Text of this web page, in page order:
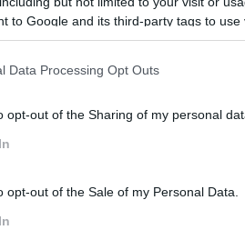
to Google and its third-party tags to
consent section.
Data Processing Opt Outs
opt-out of the Sharing of my personal
opt-out of the Sale of my Personal Data.
áreas de exposição e lazer
descontrair e fazer uma pausa,
aqui